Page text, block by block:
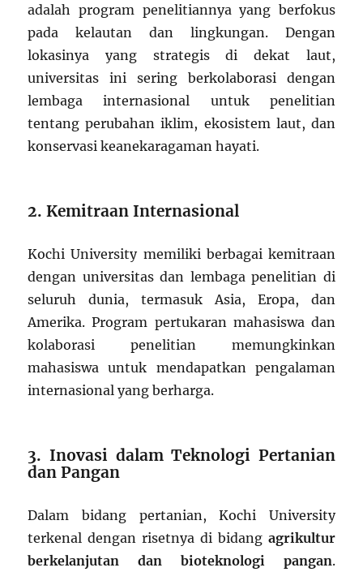
adalah program penelitiannya yang berfokus
pada kelautan dan lingkungan. Dengan
lokasinya yang strategis di dekat laut,
universitas ini sering berkolaborasi dengan
lembaga internasional untuk penelitian
tentang perubahan iklim, ekosistem laut, dan
konservasi keanekaragaman hayati.
2. Kemitraan Internasional
Kochi University memiliki berbagai kemitraan
dengan universitas dan lembaga penelitian di
seluruh dunia, termasuk Asia, Eropa, dan
Amerika. Program pertukaran mahasiswa dan
kolaborasi penelitian memungkinkan
mahasiswa untuk mendapatkan pengalaman
internasional yang berharga.
3. Inovasi dalam Teknologi Pertanian
dan Pangan
Dalam bidang pertanian, Kochi University
terkenal dengan risetnya di bidang agrikultur
berkelanjutan dan bioteknologi pangan.